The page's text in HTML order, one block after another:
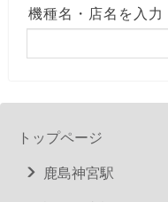
機種名・店名を入力
トップページ
鹿島神宮駅